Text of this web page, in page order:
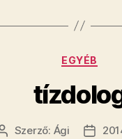
EGYÉB
Bejegyzés
Szerző: Ági